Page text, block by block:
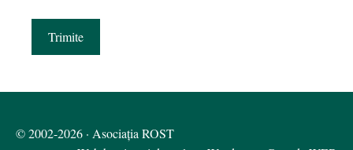
Trimite
© 2002-2026 · Asociația ROST